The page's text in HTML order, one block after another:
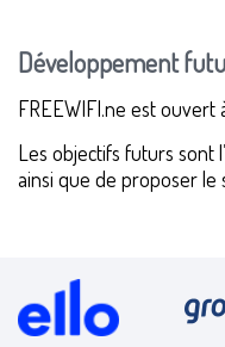
Développement
FREEWIFI.ne est
Les objectifs futurs sont
ainsi que de proposer le